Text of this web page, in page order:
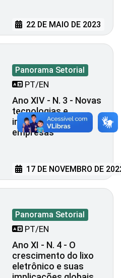
22 DE MAIO DE 2023
Panorama Setorial
PT/EN
Ano XIV - N. 3 - Novas
tecnologias e
inovação em
empresas
17 DE NOVEMBRO DE
Panorama Setorial
PT/EN
Ano XI - N. 4 - O
crescimento do lixo
eletrônico e suas